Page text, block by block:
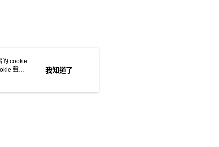
的 cookie
聲明
我知道了